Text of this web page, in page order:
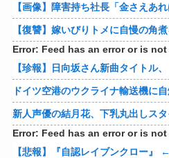
Error: Feed has an error or is
新人声優の結月花、下乳丸出しス
Error: Feed has an error or is